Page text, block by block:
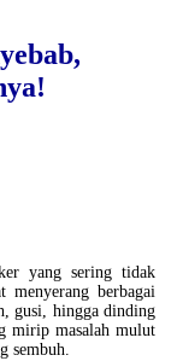
yang sering tidak
berbagai
gusi, hingga dinding
mirip masalah mulut
sembuh.